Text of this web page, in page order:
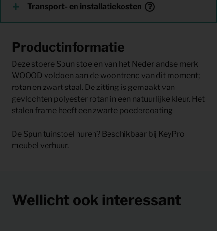
Transport- en installatiekosten
Productinformatie
Deze stoere Spun stoelen van het Nederlandse merk
WOOOD voldoen aan de woontrend van dit moment;
rotan en zwart staal. De zitting is gemaakt van
gevlochten polyester rotan in een natuurlijke kleur. Het
stalen frame heeft een zwarte poedercoating
De Spun tuinstoel huren? Beschikbaar bij KeyPro
meubel verhuur.
Wellicht ook interessant